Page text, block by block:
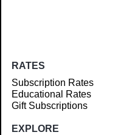
RATES
Subscription Rates
Educational Rates
Gift Subscriptions
EXPLORE